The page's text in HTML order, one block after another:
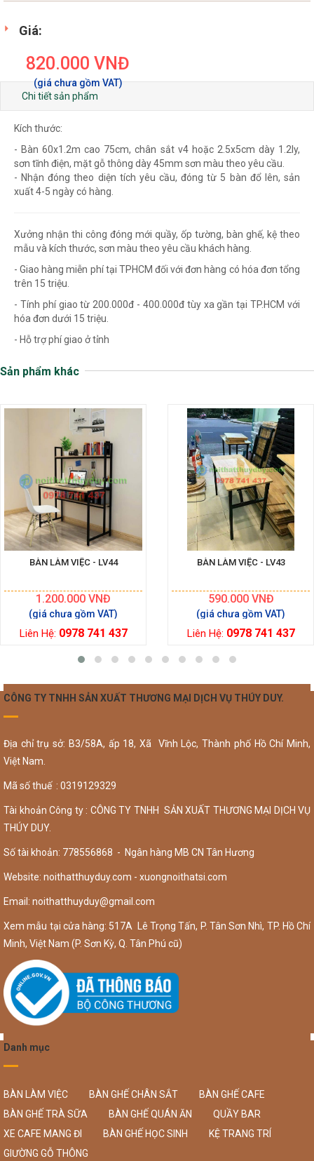
Giá:
820.000 VNĐ
Chi tiết sản phẩm
Kích thước:
- Bàn 60x1.2m cao 75cm, chân sắt v4 hoặc 2.5x5cm dày 1.2ly,
sơn tĩnh điện, mặt gỗ thông dày 45mm sơn màu theo yêu cầu.
- Nhận đóng theo diện tích yêu cầu, đóng từ 5 bàn đổ lên, sản
xuất 4-5 ngày có hàng.
Xưởng nhận thi công đóng mới quầy, ốp tường, bàn ghế, kệ theo
mẫu và kích thước, sơn màu theo yêu cầu khách hàng.
- Giao hàng miễn phí tại TPHCM đối với đơn hàng có hóa đơn tổng
trên 15 triệu.
- Tính phí giao từ 200.000đ - 400.000đ tùy xa gần tại TP.HCM với
hóa đơn dưới 15 triệu.
- Hỗ trợ phí giao ở tỉnh
Sản phẩm khác
BÀN LÀM VIỆC - LV44
1.200.000 VNĐ
Liên Hệ: 0978 741 437
BÀN LÀM VIỆC - LV43
590.000VNĐ
Liên Hệ: 0978 741 437
CÔNG TY TNHH SẢN XUẤT THƯƠNG MẠI DỊCH VỤ THÚY DUY.
Địa chỉ trụ sở: B3/58A, ấp 18, Xã Vĩnh Lộc, Thành phố Hồ Chí Minh,
Việt Nam.
Mã số thuế : 0319129329
Tài khoản Công ty : CÔNG TY TNHH SẢN XUẤT THƯƠNG MẠI DỊCH VỤ
THÚY DUY.
Số tài khoản: 778556868 - Ngân hàng MB CN Tân Hương
Website: noithatthuyduy.com - xuongnoithatsi.com
Email: noithatthuyduy@gmail.com
Xem mẫu tại cửa hàng: 517A Lê Trọng Tấn, P. Tân Sơn Nhì, TP. Hồ Chí
Minh, Việt Nam (P. Sơn Kỳ, Q. Tân Phú cũ)
Danh mục
BÀN LÀM VIỆC BÀN GHẾ CHÂN SẮT
BÀN GHẾ CAFE
BÀN GHẾ TRÀ SỮA
BÀN GHẾ QUÁN ĂN
QUẦY BAR
XE CAFE MANG ĐI
BÀN GHẾ HỌC SINH
KỆ TRANG TRÍ
GIƯỜNG GỖ THÔNG